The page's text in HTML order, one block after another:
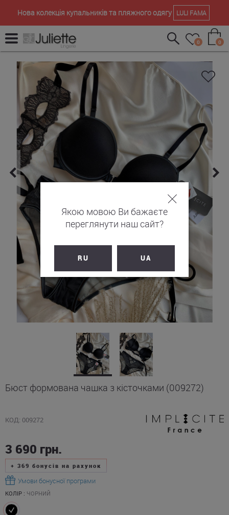
Нова колекція купальників та пляжного одягу LULI FAMA
0 0
Бюст формована чашка з кісточками (009272)
КОД: 009272
3 690 грн.
+ 369 бонусів на рахунок
Умови бонусної програми
КОЛІР : ЧОРНИЙ
Якою мовою Ви бажаєте
переглянути наш сайт?
RU UA